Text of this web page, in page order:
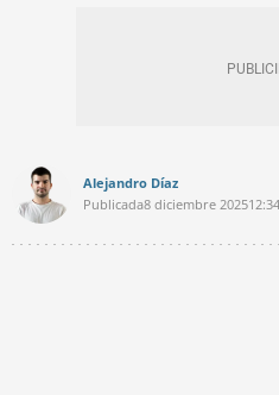
Alejandro Díaz
Publicada8 diciembre 2025